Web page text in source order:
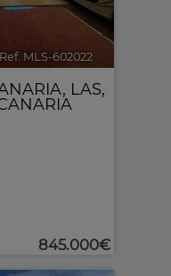
Ref. MLS-602022 🔗
LAS,
845.000€